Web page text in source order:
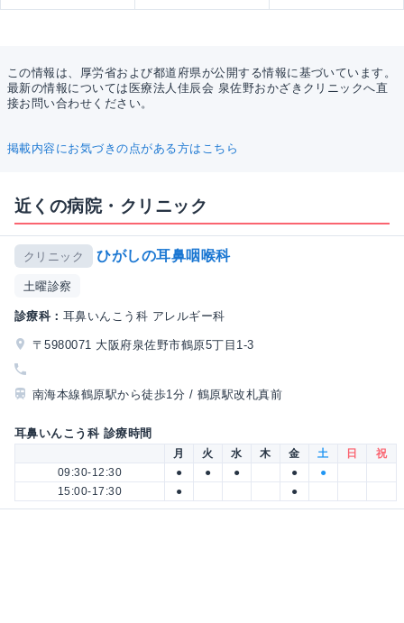
この情報は、厚労省および都道府県が公開する情報に基づいています。
最新の情報については医療法人佳辰会 泉佐野おかざきクリニックへ直
接お問い合わせください。
掲載内容にお気づきの点がある方はこちら
近くの病院・クリニック
クリニック ひがしの耳鼻咽喉科
土曜診察
診療科： 耳鼻いんこう科 アレルギー科
〒5980071 大阪府泉佐野市鶴原5丁目1-3
南海本線鶴原駅から徒歩1分 / 鶴原駅改札真前
耳鼻いんこう科 診療時間
月 火 水 木 金 土 日
祝
09:30-12:30
● ● ● ●
●
15:00-17:30
● ●